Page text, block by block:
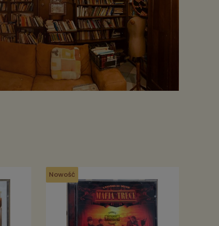
Nowość